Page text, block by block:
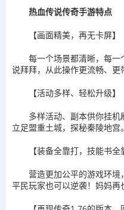
热血传说传奇手游特点
【画面精美，再无卡屏】
每一个场景都清晰，每
说拜拜，从此操作更流畅、更
【活动多样、轻松升级】
多样活动、副本供你挂机
立足盟重土城，探秘秦陵地宫
【装备全靠打，技能书全
营造更加公平的游戏环境
平民玩家也可以逆袭！妈妈再